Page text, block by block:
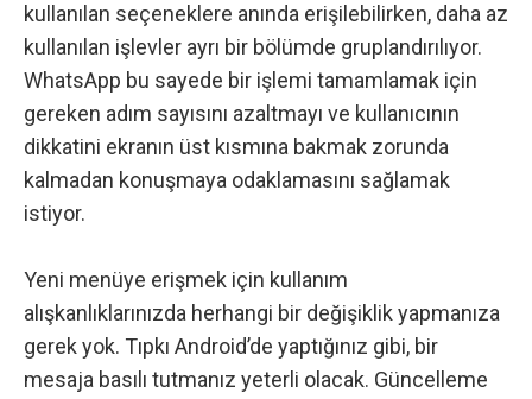
kullanılan seçeneklere anında erişilebilirken, daha az
kullanılan işlevler ayrı bir bölümde gruplandırılıyor.
WhatsApp bu sayede bir işlemi tamamlamak için
gereken adım sayısını azaltmayı ve kullanıcının
dikkatini ekranın üst kısmına bakmak zorunda
kalmadan konuşmaya odaklamasını sağlamak
istiyor.
Yeni menüye erişmek için kullanım
alışkanlıklarınızda herhangi bir değişiklik yapmanıza
gerek yok. Tıpkı Android’de yaptığınız gibi, bir
mesaja basılı tutmanız yeterli olacak. Güncelleme